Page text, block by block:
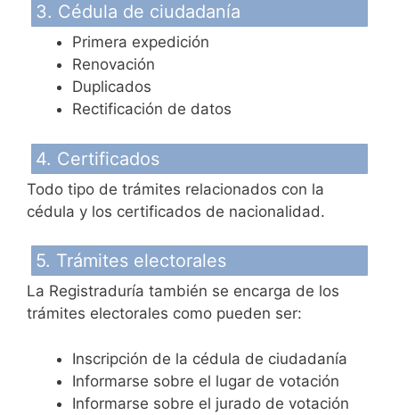
3. Cédula de ciudadanía
Primera expedición
Renovación
Duplicados
Rectificación de datos
4. Certificados
Todo tipo de trámites relacionados con la
cédula y los certificados de nacionalidad.
5. Trámites electorales
La Registraduría también se encarga de los
trámites electorales como pueden ser:
Inscripción de la cédula de ciudadanía
Informarse sobre el lugar de votación
Informarse sobre el jurado de votación